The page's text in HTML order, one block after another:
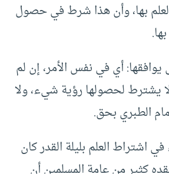
بها، وأن هذا شرط في حصول
أي في نفس الأمر، إن لم
يشترط لحصولها رؤية شيء، ولا
الطبري بحق.
اشتراط العلم بليلة القدر كان